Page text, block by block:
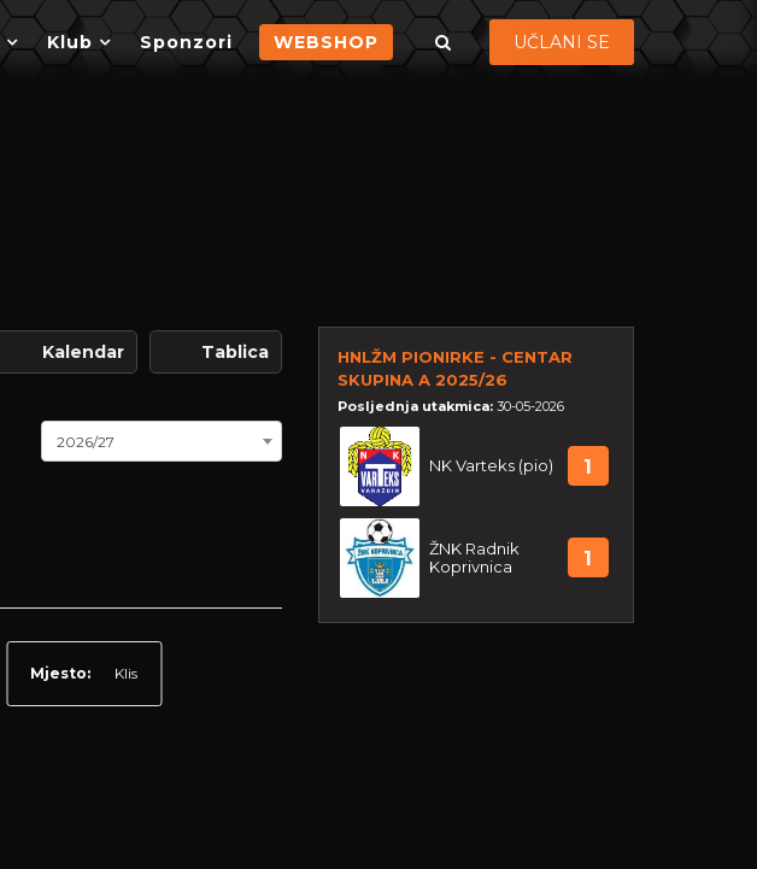
Klub Sponzori WEBSHOP UČLANI SE
Kalendar Tablica
2026/27
Mjesto: Klis
HNLŽM PIONIRKE - CENTAR
SKUPINA A 2025/26
Posljednja utakmica: 30-05-2026
NK Varteks (pio) 1
ŽNK Radnik
Koprivnica
1